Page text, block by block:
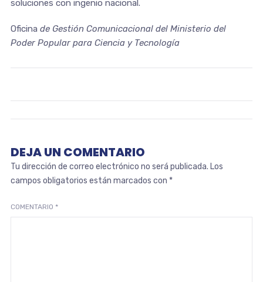
soluciones con ingenio nacional.
Oficina de Gestión Comunicacional del Ministerio del
Poder Popular para Ciencia y Tecnología
DEJA UN COMENTARIO
Tu dirección de correo electrónico no será publicada. Los
campos obligatorios están marcados con *
COMENTARIO *